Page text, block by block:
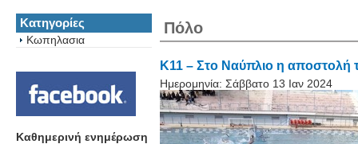
Κατηγορίες
Κωπηλασια
Καθημερινή ενημέρωση
Πόλο
K11 – Στο Ναύπλιο η αποστολή
Ημερομηνία: Σάββατο 13 Ιαν 2024